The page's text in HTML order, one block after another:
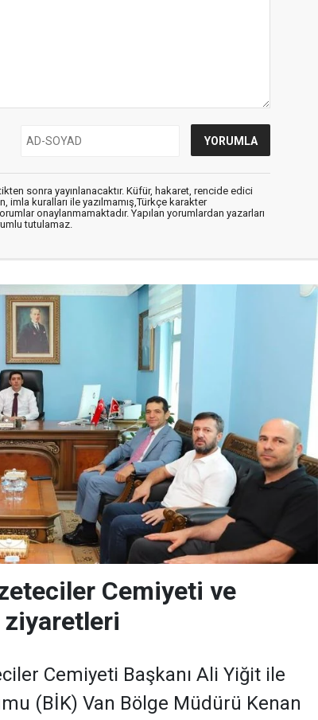
sonra yayınlanacaktır. Küfür, hakaret, rencide edici
imla kuralları ile yazılmamış,Türkçe karakter
onaylanmamaktadır. Yapılan yorumlardan yazarları
tutulamaz.
Cemiyeti ve
ziyaretleri
Cemiyeti Başkanı Ali Yiğit ile
(BİK) Van Bölge Müdürü Kenan